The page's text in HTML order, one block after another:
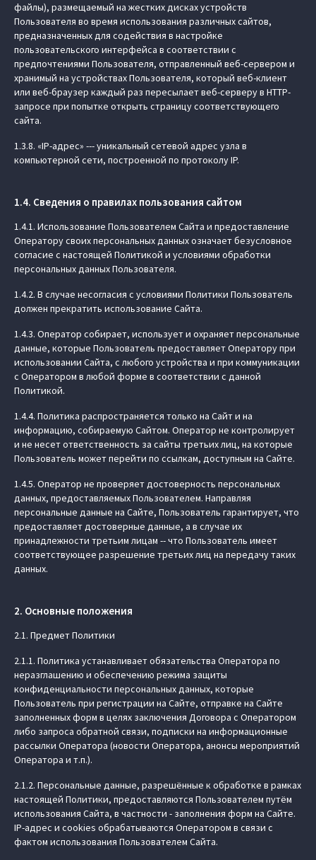
файлы), размещаемый на жестких дисках устройств
Пользователя во время использования различных сайтов,
предназначенных для содействия в настройке
пользовательского интерфейса в соответствии с
предпочтениями Пользователя, отправленный веб-сервером и
хранимый на устройствах Пользователя, который веб-клиент
или веб-браузер каждый раз пересылает веб-серверу в HTTP-
запросе при попытке открыть страницу соответствующего
сайта.
1.3.8. «IP-адрес» --- уникальный сетевой адрес узла в
компьютерной сети, построенной по протоколу IP.
1.4. Сведения о правилах пользования сайтом
1.4.1. Использование Пользователем Сайта и предоставление
Оператору своих персональных данных означает безусловное
согласие с настоящей Политикой и условиями обработки
персональных данных Пользователя.
1.4.2. В случае несогласия с условиями Политики Пользователь
должен прекратить использование Сайта.
1.4.3. Оператор собирает, использует и охраняет персональные
данные, которые Пользователь предоставляет Оператору при
использовании Сайта, с любого устройства и при коммуникации
с Оператором в любой форме в соответствии с данной
Политикой.
1.4.4. Политика распространяется только на Сайт и на
информацию, собираемую Сайтом. Оператор не контролирует
и не несет ответственность за сайты третьих лиц, на которые
Пользователь может перейти по ссылкам, доступным на Сайте.
1.4.5. Оператор не проверяет достоверность персональных
данных, предоставляемых Пользователем. Направляя
персональные данные на Сайте, Пользователь гарантирует, что
предоставляет достоверные данные, а в случае их
принадлежности третьим лицам -- что Пользователь имеет
соответствующее разрешение третьих лиц на передачу таких
данных.
2. Основные положения
2.1. Предмет Политики
2.1.1. Политика устанавливает обязательства Оператора по
неразглашению и обеспечению режима защиты
конфиденциальности персональных данных, которые
Пользователь при регистрации на Сайте, отправке на Сайте
заполненных форм в целях заключения Договора с Оператором
либо запроса обратной связи, подписки на информационные
рассылки Оператора (новости Оператора, анонсы мероприятий
Оператора и т.п.).
2.1.2. Персональные данные, разрешённые к обработке в рамках
настоящей Политики, предоставляются Пользователем путём
использования Сайта, в частности - заполнения форм на Сайте.
IP-адрес и cookies обрабатываются Оператором в связи с
фактом использования Пользователем Сайта.